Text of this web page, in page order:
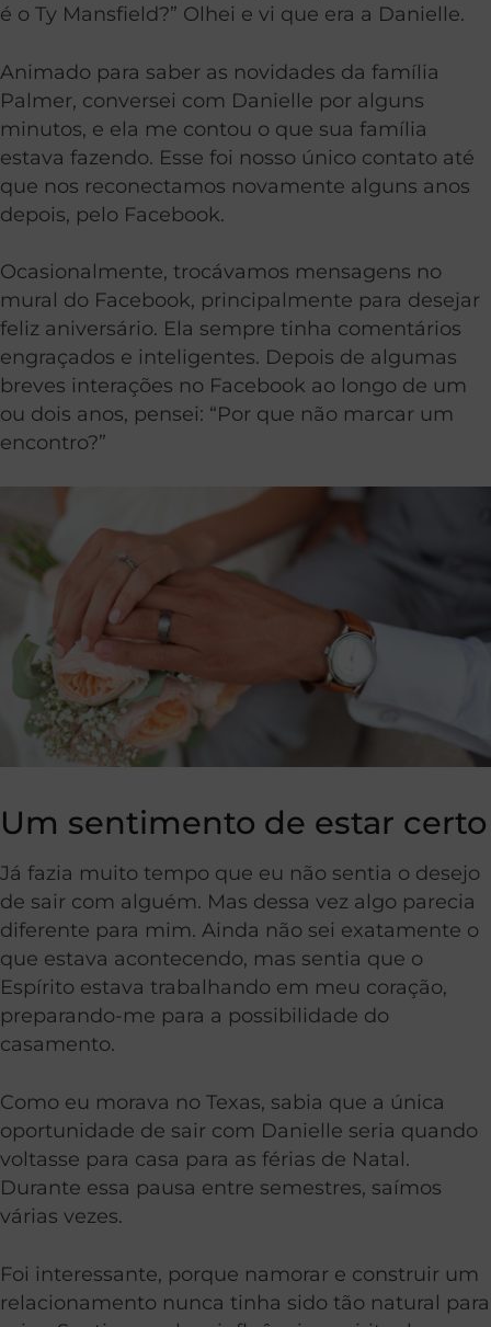
é o Ty Mansfield?” Olhei e vi que era a Danielle.
Animado para saber as novidades da família
Palmer, conversei com Danielle por alguns
minutos, e ela me contou o que sua família
estava fazendo. Esse foi nosso único contato até
que nos reconectamos novamente alguns anos
depois, pelo Facebook.
Ocasionalmente, trocávamos mensagens no
mural do Facebook, principalmente para desejar
feliz aniversário. Ela sempre tinha comentários
engraçados e inteligentes. Depois de algumas
breves interações no Facebook ao longo de um
ou dois anos, pensei: “Por que não marcar um
encontro?”
Um sentimento de estar certo
Já fazia muito tempo que eu não sentia o desejo
de sair com alguém. Mas dessa vez algo parecia
diferente para mim. Ainda não sei exatamente o
que estava acontecendo, mas sentia que o
Espírito estava trabalhando em meu coração,
preparando-me para a possibilidade do
casamento.
Como eu morava no Texas, sabia que a única
oportunidade de sair com Danielle seria quando
voltasse para casa para as férias de Natal.
Durante essa pausa entre semestres, saímos
várias vezes.
Foi interessante, porque namorar e construir um
relacionamento nunca tinha sido tão natural para